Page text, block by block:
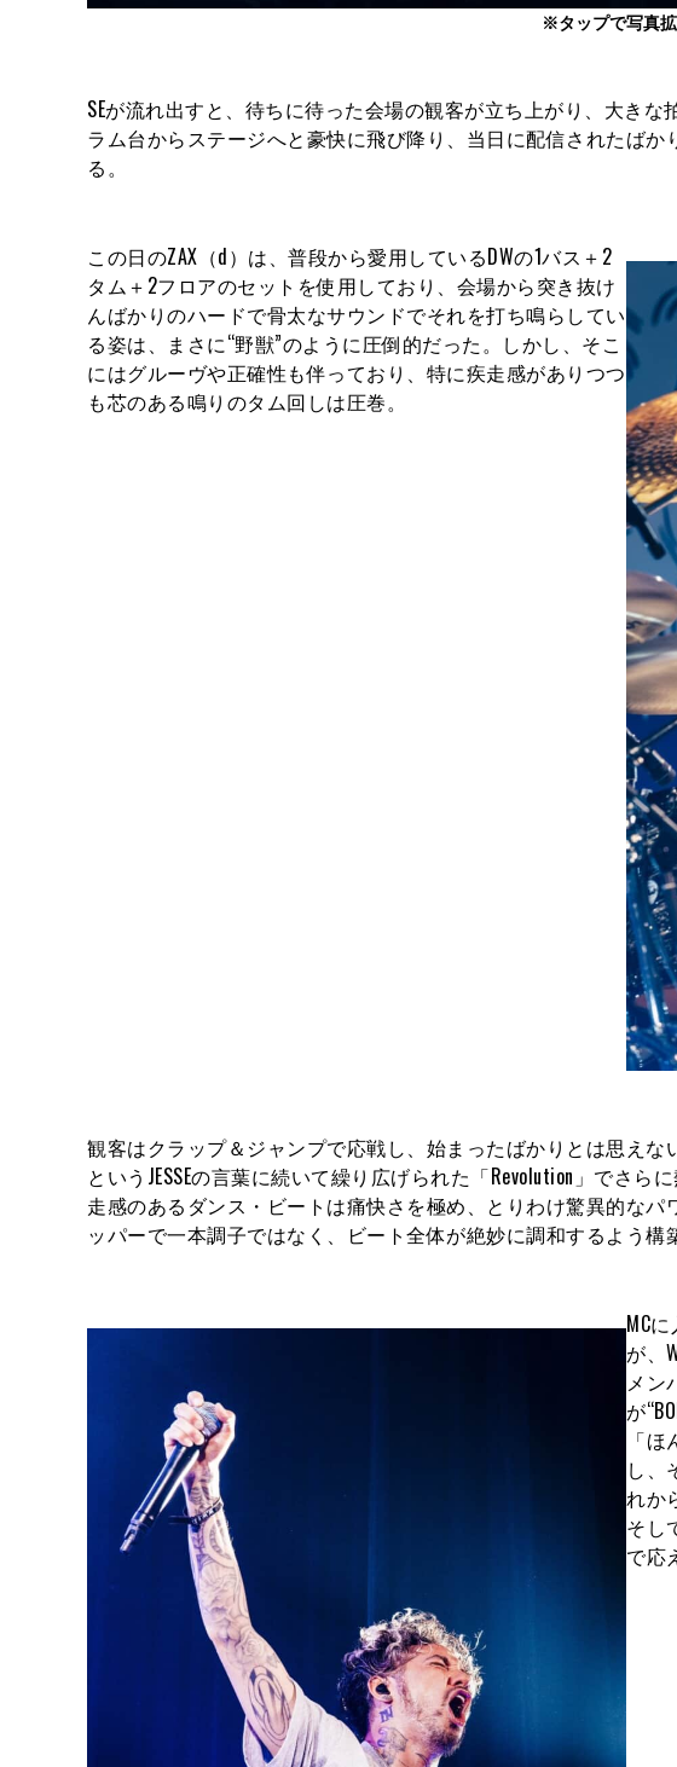
※タップで写真
SEが流れ出すと、待ちに待った会場の観客が立ち上がり、大きな
ラム台からステージへと豪快に飛び降り、当日に配信されたばか
る。
この日のZAX（d）は、普段から愛用しているDWの1バス＋2
タム＋2フロアのセットを使用しており、会場から突き抜け
んばかりのハードで骨太なサウンドでそれを打ち鳴らしてい
る姿は、まさに“野獣”のように圧倒的だった。しかし、そこ
にはグルーヴや正確性も伴っており、特に疾走感がありつつ
も芯のある鳴りのタム回しは圧巻。
観客はクラップ＆ジャンプで応戦し、始まったばかりとは思えな
というJESSEの言葉に続いて繰り広げられた「Revolution」でさ
走感のあるダンス・ビートは痛快さを極め、とりわけ驚異的な
ッパーで一本調子ではなく、ビート全体が絶妙に調和するよう構
MC
が、
メン
が
「
し、
れか
そし
で応